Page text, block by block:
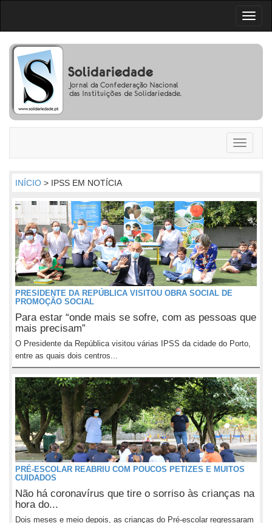
Toggle
INÍCIO > IPSS EM NOTÍCIA
PRESIDENTE DA REPÚBLICA VISITOU OBRA SOCIAL DE
PROMOÇÃO SOCIAL
Para estar “onde mais se sofre, com as pessoas que
mais precisam”
O Presidente da República visitou várias IPSS da cidade do Porto,
entre as quais dois centros...
PRÉ-ESCOLAR REABRIU COM POUCOS PETIZES E MUITOS
CUIDADOS
Não há coronavírus que tire o sorriso às crianças na
hora do...
Dois meses e meio depois, as crianças do Pré-escolar regressaram